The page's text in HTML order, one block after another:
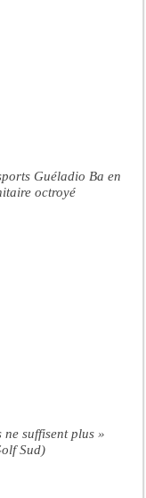
Guéladio Ba en
octroyé
ne suffisent plus »
Sud)